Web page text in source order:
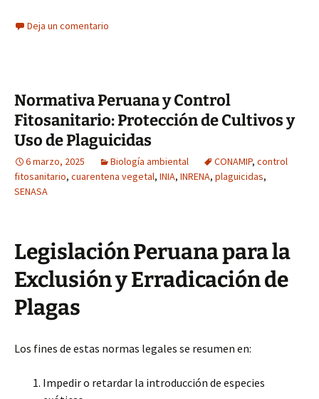
Deja un comentario
Normativa Peruana y Control
Fitosanitario: Protección de Cultivos y
Uso de Plaguicidas
6 marzo, 2025 Biología ambiental CONAMIP, control
fitosanitario, cuarentena vegetal, INIA, INRENA, plaguicidas,
SENASA
Legislación Peruana para la
Exclusión y Erradicación de
Plagas
Los fines de estas normas legales se resumen en:
Impedir o retardar la introducción de especies